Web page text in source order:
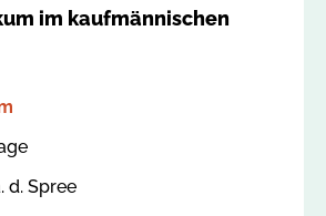
im kaufmännischen
d. Spree